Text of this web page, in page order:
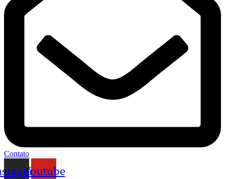
Contato
Youtube